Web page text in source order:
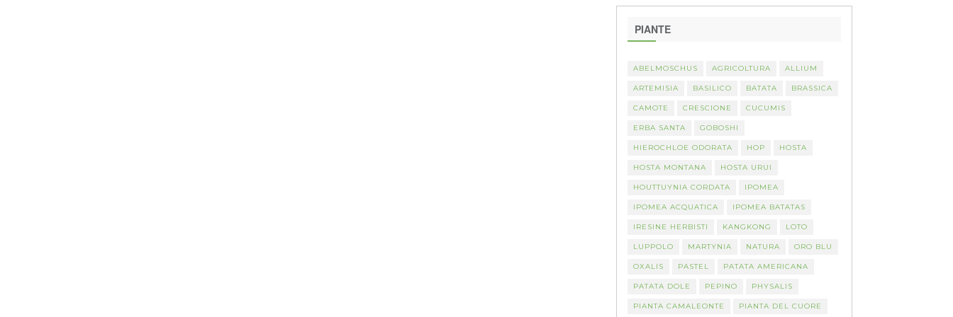
PIANTE
ABELMOSCHUS AGRICOLTURA ALLIUM
ARTEMISIA BASILICO BATATA BRASSICA
CAMOTE CRESCIONE CUCUMIS
ERBA SANTA GOBOSHI
HIEROCHLOE ODORATA HOP HOSTA
HOSTA MONTANA HOSTA URUI
HOUTTUYNIA CORDATA IPOMEA
IPOMEA ACQUATICA IPOMEA BATATAS
IRESINE HERBISTI KANGKONG LOTO
LUPPOLO MARTYNIA NATURA ORO BLU
OXALIS PASTEL PATATA AMERICANA
PATATA DOLE PEPINO PHYSALIS
PIANTA CAMALEONTE PIANTA DEL CUORE